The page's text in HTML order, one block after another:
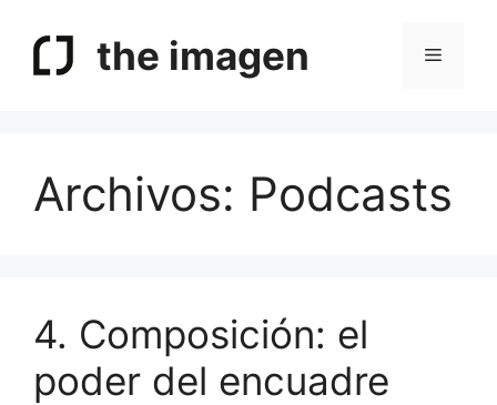
contenido
the imagen Menú
Archivos: Podcasts
4. Composición: el
poder del encuadre